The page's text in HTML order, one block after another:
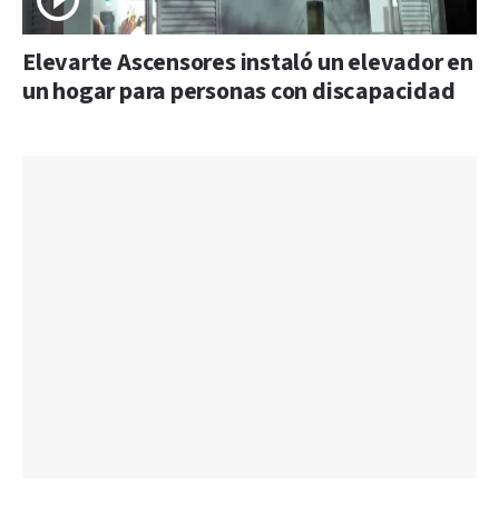
Elevarte Ascensores instaló un elevador en
un hogar para personas con discapacidad